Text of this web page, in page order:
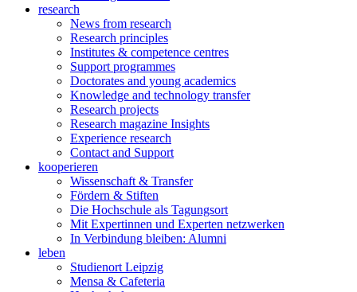
research
News from research
Research principles
Institutes & competence centres
Support programmes
Doctorates and young academics
Knowledge and technology transfer
Research projects
Research magazine Insights
Experience research
Contact and Support
kooperieren
Wissenschaft & Transfer
Fördern & Stiften
Die Hochschule als Tagungsort
Mit Expertinnen und Experten netzwerken
In Verbindung bleiben: Alumni
leben
Studienort Leipzig
Mensa & Cafeteria